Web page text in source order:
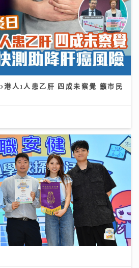
人1人患乙肝 四成未察覺 籲市民